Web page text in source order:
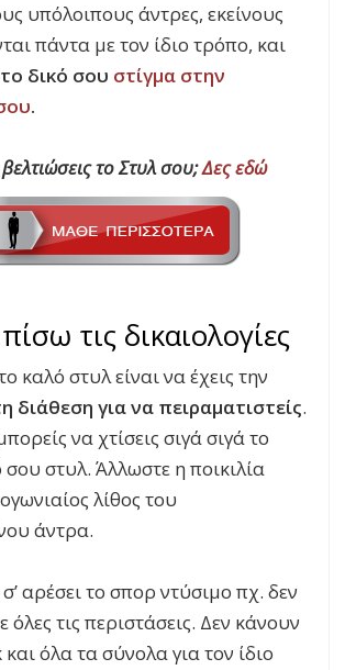
υπόλοιπους άντρες, εκείνους
πάντα με τον ίδιο τρόπο, και
δικό σου στίγμα στην
.
το Στυλ σου;Δες εδώ
τις δικαιολογίες
καλό στυλ είναι να έχεις την
διάθεση για να πειραματιστείς.
να χτίσεις σιγά σιγά το
στυλ. Άλλωστε η ποικιλία
λίθος του
άντρα.
αρέσει το σπορ ντύσιμο πχ. δεν
όλες τις περιστάσεις. Δεν κάνουν
όλα τα σύνολα για τον ίδιο